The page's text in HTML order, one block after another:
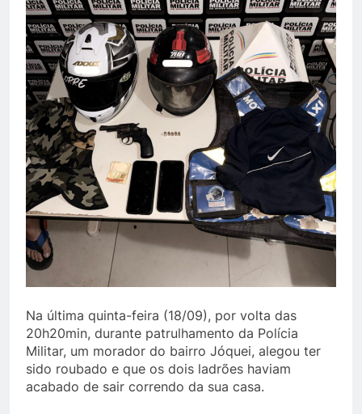
Na última quinta-feira (18/09), por volta das
20h20min, durante patrulhamento da Polícia
Militar, um morador do bairro Jóquei, alegou ter
sido roubado e que os dois ladrões haviam
acabado de sair correndo da sua casa.